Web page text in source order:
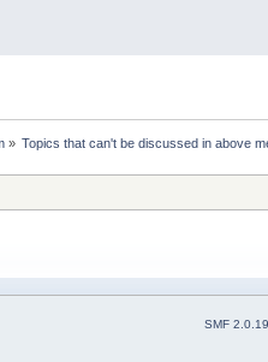
» Topics that can't be discussed in above
SMF 2.0.19